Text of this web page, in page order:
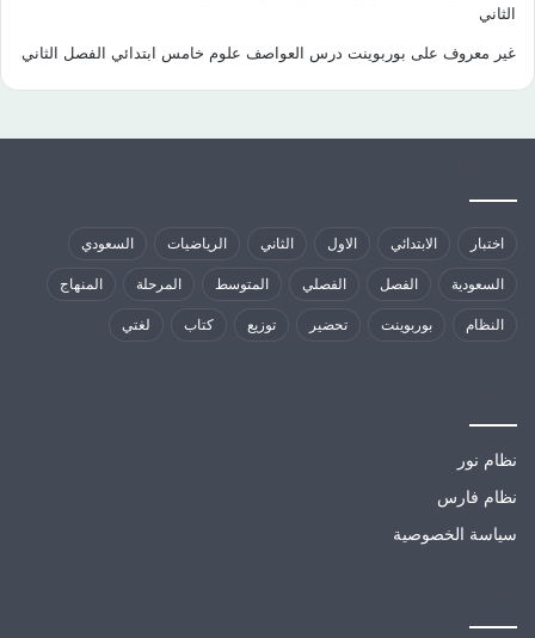
الثاني
غير معروف على بوربوينت درس العواصف علوم خامس ابتدائي الفصل الثاني
اختبار الابتدائي الاول الثاني الرياضيات السعودي
السعودية الفصل الفصلي المتوسط المرحلة المنهاج
النظام بوربوينت تحضير توزيع كتاب لغتي
نظام نور
نظام فارس
سياسة الخصوصية